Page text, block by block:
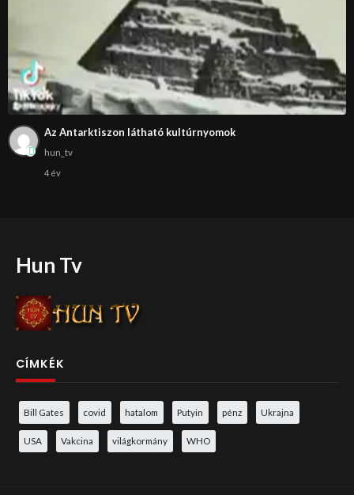
Az Antarktiszon látható kultúrnyomok
hun_tv
4 év
Hun Tv
CÍMKÉK
Bill Gates covid hatalom Putyin pénz Ukrajna
USA Vakcina világkormány WHO